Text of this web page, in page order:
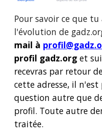
Pour savoir ce que
l'évolution de
mail à
profil gadz.org et
recevras par retour
cette adresse, il n'est
question autre que
profil. Toute autre
traitée.